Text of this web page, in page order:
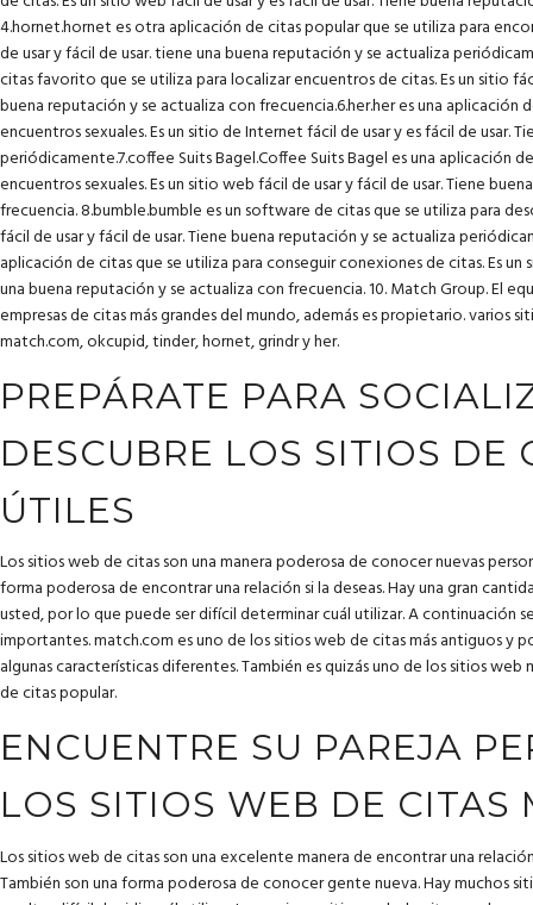
4.hornet.hornet es otra aplicación de citas popular que se utiliza para
de usar y fácil de usar. tiene una buena reputación y se actualiza
citas favorito que se utiliza para localizar encuentros de citas. Es un sitio
buena reputación y se actualiza con frecuencia.6.her.her es una aplicación
encuentros sexuales. Es un sitio de Internet fácil de usar y es fácil de usar.
periódicamente.7.coffee Suits Bagel.Coffee Suits Bagel es una aplicación
encuentros sexuales. Es un sitio web fácil de usar y fácil de usar. Tiene
frecuencia. 8.bumble.bumble es un software de citas que se utiliza para
fácil de usar y fácil de usar. Tiene buena reputación y se actualiza
aplicación de citas que se utiliza para conseguir conexiones de citas. Es un
una buena reputación y se actualiza con frecuencia. 10. Match Group. El
empresas de citas más grandes del mundo, además es propietario. varios
match.com, okcupid, tinder, hornet, grindr y her.
PREPÁRATE PARA
DESCUBRE LOS SITIOS DE
ÚTILES
Los sitios web de citas son una manera poderosa de conocer nuevas
forma poderosa de encontrar una relación si la deseas. Hay una gran
usted, por lo que puede ser difícil determinar cuál utilizar. A continuación
importantes. match.com es uno de los sitios web de citas más antiguos y
algunas características diferentes. También es quizás uno de los sitios
de citas popular.
ENCUENTRE SU PAREJA
LOS SITIOS WEB DE CITAS
Los sitios web de citas son una excelente manera de encontrar una
También son una forma poderosa de conocer gente nueva. Hay muchos